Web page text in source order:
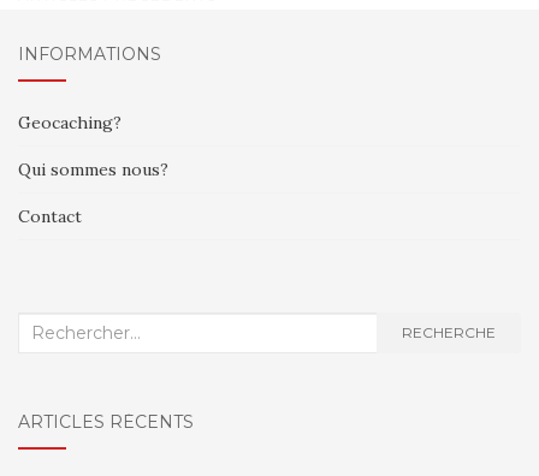
SEIN
DES
ARTICLES
INFORMATIONS
Geocaching?
Qui sommes nous?
Contact
Recherche
RECHERCHE
ARTICLES RÉCENTS